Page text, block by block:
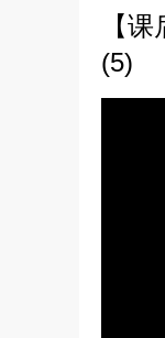
【
(5)